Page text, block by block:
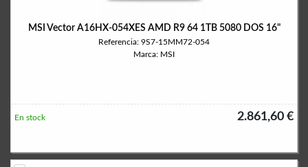
MSI Vector A16HX-054XES AMD R9 64 1TB 5080 DOS 16"
Referencia: 9S7-15MM72-054
Marca: MSI
2.861,60 €
En stock